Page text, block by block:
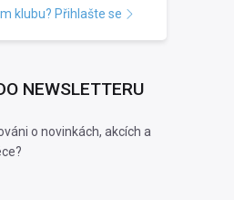
klubu? Přihlašte se
NEWSLETTERU
o novinkách, akcích a